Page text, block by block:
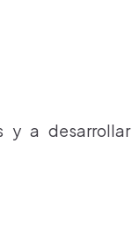
y a desarrollar